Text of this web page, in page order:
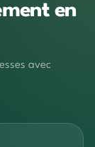
en
avec